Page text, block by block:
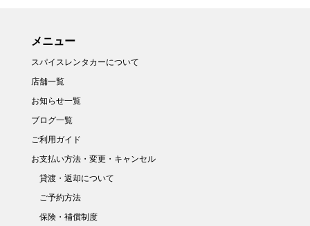
メニュー
スパイスレンタカーについて
店舗一覧
お知らせ一覧
ブログ一覧
ご利用ガイド
お支払い方法・変更・キャンセル
貸渡・返却について
ご予約方法
保険・補償制度